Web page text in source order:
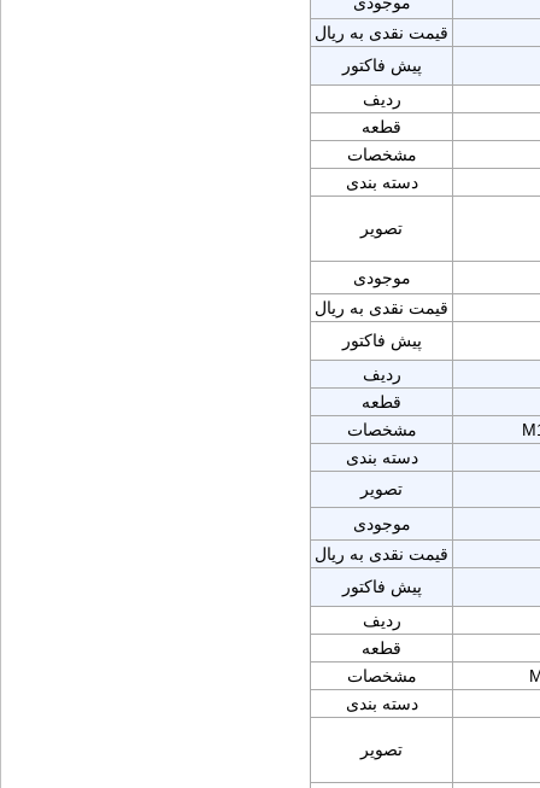
قیمت نقدی به ریال
پیش فاکتور
ردیف
قطعه
مشخصات
دسته بندی
تصویر
موجودی
قیمت نقدی به ریال
پیش فاکتور
ردیف
قطعه
مشخصات
دسته بندی
تصویر
موجودی
قیمت نقدی به ریال
پیش فاکتور
ردیف
قطعه
مشخصات
دسته بندی
تصویر